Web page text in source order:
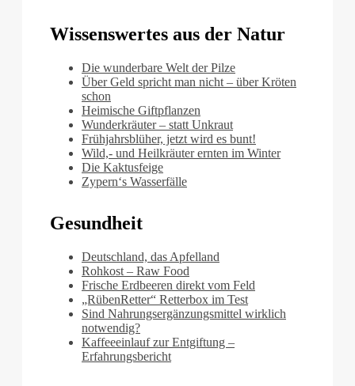
Wissenswertes aus der Natur
Die wunderbare Welt der Pilze
Über Geld spricht man nicht – über Kröten
schon
Heimische Giftpflanzen
Wunderkräuter – statt Unkraut
Frühjahrsblüher, jetzt wird es bunt!
Wild,- und Heilkräuter ernten im Winter
Die Kaktusfeige
Zypern‘s Wasserfälle
Gesundheit
Deutschland, das Apfelland
Rohkost – Raw Food
Frische Erdbeeren direkt vom Feld
„RübenRetter“ Retterbox im Test
Sind Nahrungsergänzungsmittel wirklich
notwendig?
Kaffeeeinlauf zur Entgiftung –
Erfahrungsbericht